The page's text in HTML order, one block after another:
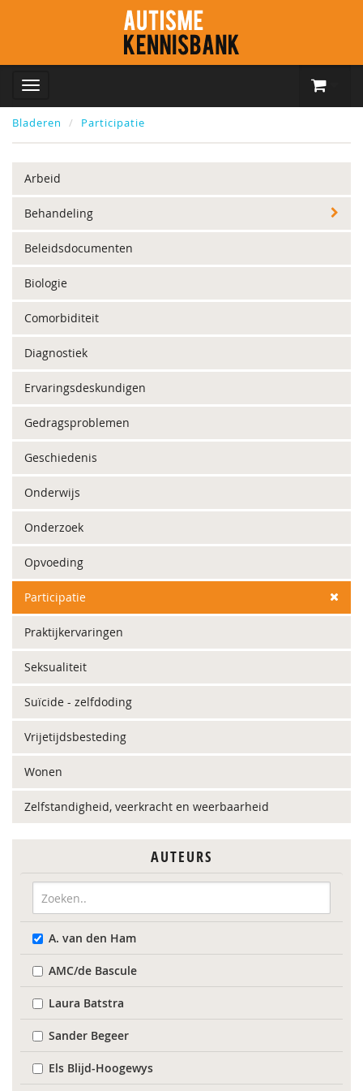
Bladeren Participatie
Arbeid
Behandeling
Beleidsdocumenten
Biologie
Comorbiditeit
Diagnostiek
Ervaringsdeskundigen
Gedragsproblemen
Geschiedenis
Onderwijs
Onderzoek
Opvoeding
Participatie
Praktijkervaringen
Seksualiteit
Suïcide - zelfdoding
Vrijetijdsbesteding
Wonen
Zelfstandigheid, veerkracht en weerbaarheid
AUTEURS
A. van den Ham
AMC/de Bascule
Laura Batstra
Sander Begeer
Els Blijd-Hoogewys